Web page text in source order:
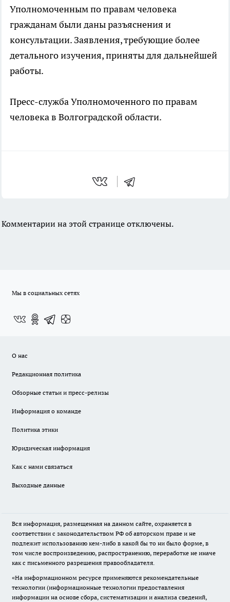
Уполномоченным по правам человека
гражданам были даны разъяснения и
консультации. Заявления, требующие более
детального изучения, приняты для дальнейшей
работы.
Пресс-служба Уполномоченного по правам
человека в Волгоградской области.
Комментарии на этой странице отключены.
Мы в социальных сетях
О нас
Редакционная политика
Обзорные статьи и пресс-релизы
Информация о команде
Политика этики
Юридическая информация
Как с нами связаться
Выходные данные
Вся информация, размещенная на данном сайте, охраняется в
соответствии с законодательством РФ об авторском праве и не
подлежит использованию кем-либо в какой бы то ни было форме, в
том числе воспроизведению, распространению, переработке не иначе
как с письменного разрешения правообладателя.
«На информационном ресурсе применяются рекомендательные
технологии (информационные технологии предоставления
информации на основе сбора, систематизации и анализа сведений,